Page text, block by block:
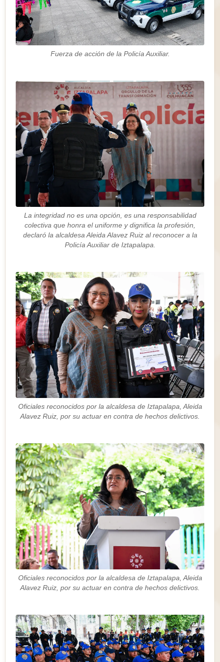
Fuerza de acción de la Policía Auxiliar.
La integridad no es una opción, es una responsabilidad
colectiva que honra el uniforme y dignifica la profesión,
declaró la alcaldesa Aleida Alavez Ruiz al reconocer a la
Policía Auxiliar de Iztapalapa.
Oficiales reconocidos por la alcaldesa de Iztapalapa, Aleida
Alavez Ruiz, por su actuar en contra de hechos delictivos.
Oficiales reconocidos por la alcaldesa de Iztapalapa, Aleida
Alavez Ruiz, por su actuar en contra de hechos delictivos.